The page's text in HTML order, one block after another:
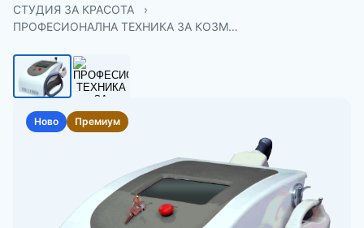
СТУДИЯ ЗА КРАСОТА
ПРОФЕСИОНАЛНА ТЕХНИКА ЗА КОЗМ…
Ново Премиум